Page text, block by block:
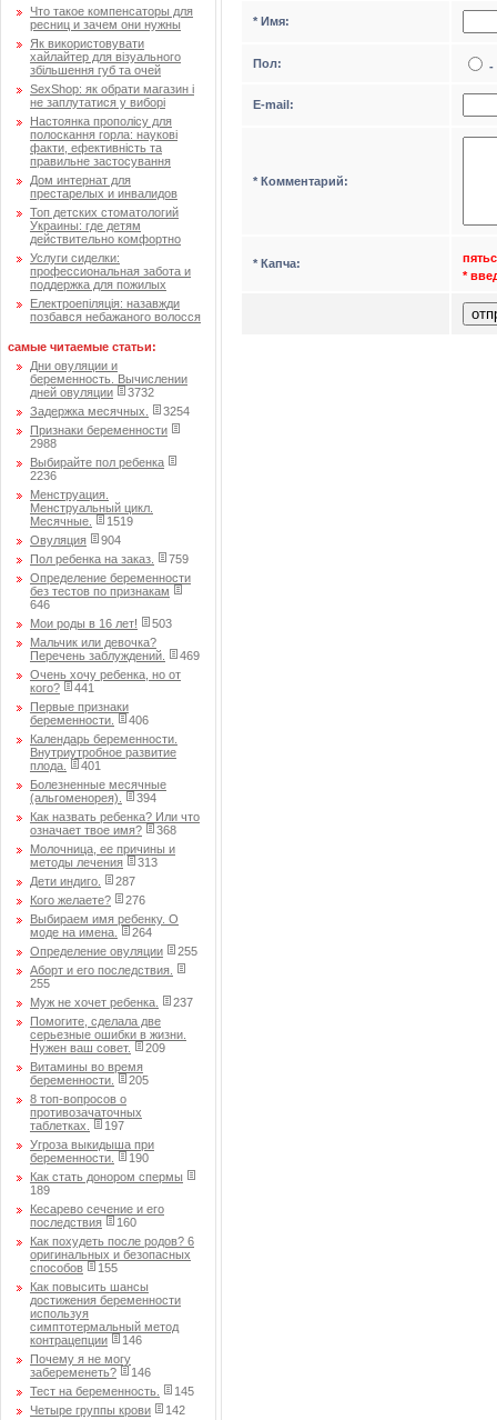
Что такое компенсаторы для
ресниц и зачем они нужны
Як використовувати
хайлайтер для візуального
збільшення губ та очей
SexShop: як обрати магазин і
не заплутатися у виборі
Настоянка прополісу для
полоскання горла: наукові
факти, ефективність та
правильне застосування
Дом интернат для
престарелых и инвалидов
Топ детских стоматологий
Украины: где детям
действительно комфортно
Услуги сиделки:
профессиональная забота и
поддержка для пожилых
Електроепіляція: назавжди
позбався небажаного волосся
самые читаемые статьи:
Дни овуляции и
беременность. Вычислении
дней овуляции
3732
Задержка месячных.
3254
Признаки беременности
2988
Выбирайте пол ребенка
2236
Менструация.
Менструальный цикл.
Месячные.
1519
Овуляция
904
Пол ребенка на заказ.
759
Определение беременности
без тестов по признакам
646
Мои роды в 16 лет!
503
Мальчик или девочка?
Перечень заблуждений.
469
Очень хочу ребенка, но от
кого?
441
Первые признаки
беременности.
406
Календарь беременности.
Внутриутробное развитие
плода.
401
Болезненные месячные
(альгоменорея).
394
Как назвать ребенка? Или что
означает твое имя?
368
Молочница, ее причины и
методы лечения
313
Дети индиго.
287
Кого желаете?
276
Выбираем имя ребенку. О
моде на имена.
264
Определение овуляции
255
Аборт и его последствия.
255
Муж не хочет ребенка.
237
Помогите, сделала две
серьезные ошибки в жизни.
Нужен ваш совет.
209
Витамины во время
беременности.
205
8 топ-вопросов о
противозачаточных
таблетках.
197
Угроза выкидыша при
беременности.
190
Как стать донором спермы
189
Кесарево сечение и его
последствия
160
Как похудеть после родов? 6
оригинальных и безопасных
способов
155
Как повысить шансы
достижения беременности
используя
симптотермальный метод
контрацепции
146
Почему я не могу
забеременеть?
146
Тест на беременность.
145
Четыре группы крови
142
* Имя:
Пол: -
Е-mail:
* Комментарий:
* Капча:
*